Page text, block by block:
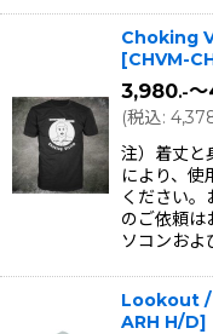
Choking
[CHVM-
3,980.-
(税込:
注）着丈と
により、使
ください
のご依頼は
ソコンおよ
Lookout /
ARH H/D]